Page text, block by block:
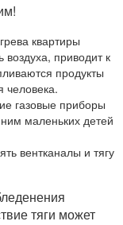
квартиры
приводит к
продукты
человека.
газовые приборы
маленьких детей
вентканалы и тягу
тяги может